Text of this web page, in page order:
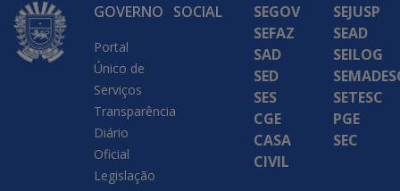
GOVERNO
Portal
Único de
Serviços
Transparência
Diário
Oficial
Legislação
SOCIAL
SEGOV
SEFAZ
SAD
SED
SES
CGE
CASA
CIVIL
SEJUSP
SEAD
SEILOG
SETESC
PGE
SEC